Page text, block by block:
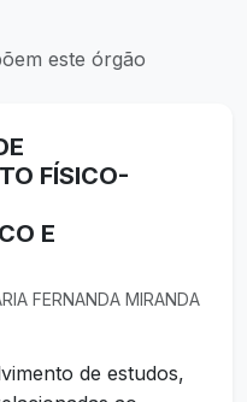
este órgão
FÍSICO-
E
FERNANDA MIRANDA
de estudos,